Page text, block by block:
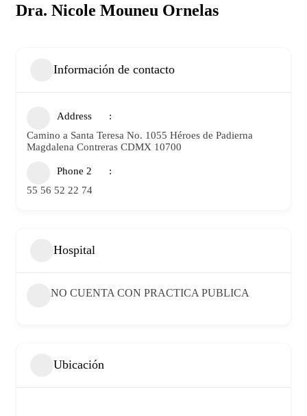
Dra. Nicole Mouneu Ornelas
Información de contacto
Address
Camino a Santa Teresa No. 1055 Héroes de Padierna
Magdalena Contreras CDMX 10700
Phone 2
55 56 52 22 74
Hospital
NO CUENTA CON PRACTICA PUBLICA
Ubicación